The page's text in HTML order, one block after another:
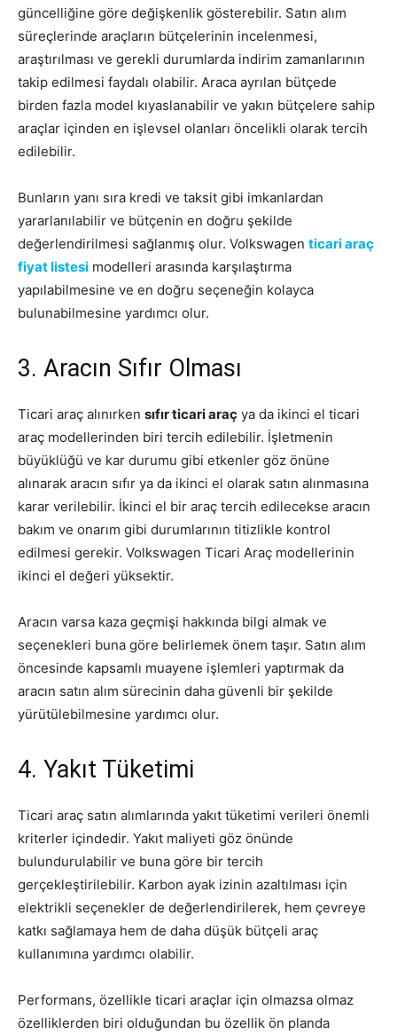
güncelliğine göre değişkenlik gösterebilir. Satın alım
süreçlerinde araçların bütçelerinin incelenmesi,
araştırılması ve gerekli durumlarda indirim zamanlarının
takip edilmesi faydalı olabilir. Araca ayrılan bütçede
birden fazla model kıyaslanabilir ve yakın bütçelere sahip
araçlar içinden en işlevsel olanları öncelikli olarak tercih
edilebilir.
Bunların yanı sıra kredi ve taksit gibi imkanlardan
yararlanılabilir ve bütçenin en doğru şekilde
değerlendirilmesi sağlanmış olur. Volkswagen ticari araç
fiyat listesi modelleri arasında karşılaştırma
yapılabilmesine ve en doğru seçeneğin kolayca
bulunabilmesine yardımcı olur.
3. Aracın Sıfır Olması
Ticari araç alınırken sıfır ticari araç ya da ikinci el ticari
araç modellerinden biri tercih edilebilir. İşletmenin
büyüklüğü ve kar durumu gibi etkenler göz önüne
alınarak aracın sıfır ya da ikinci el olarak satın alınmasına
karar verilebilir. İkinci el bir araç tercih edilecekse aracın
bakım ve onarım gibi durumlarının titizlikle kontrol
edilmesi gerekir. Volkswagen Ticari Araç modellerinin
ikinci el değeri yüksektir.
Aracın varsa kaza geçmişi hakkında bilgi almak ve
seçenekleri buna göre belirlemek önem taşır. Satın alım
öncesinde kapsamlı muayene işlemleri yaptırmak da
aracın satın alım sürecinin daha güvenli bir şekilde
yürütülebilmesine yardımcı olur.
4. Yakıt Tüketimi
Ticari araç satın alımlarında yakıt tüketimi verileri önemli
kriterler içindedir. Yakıt maliyeti göz önünde
bulundurulabilir ve buna göre bir tercih
gerçekleştirilebilir. Karbon ayak izinin azaltılması için
elektrikli seçenekler de değerlendirilerek, hem çevreye
katkı sağlamaya hem de daha düşük bütçeli araç
kullanımına yardımcı olabilir.
Performans, özellikle ticari araçlar için olmazsa olmaz
özelliklerden biri olduğundan bu özellik ön planda